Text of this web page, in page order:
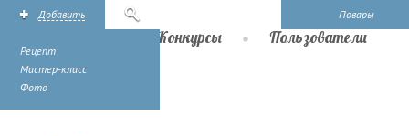
Повары
Добавить
Рецепт
Мастер-класс
Фото
Конкурсы Пользователи